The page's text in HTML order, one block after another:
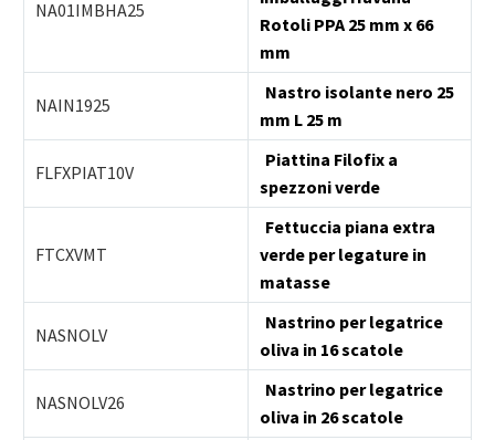
NA01IMBHA25
Rotoli PPA 25 mm x 66
mm
NAIN1925
Nastro isolante nero 25
mm L 25 m
FLFXPIAT10V
Piattina Filofix a
spezzoni verde
FTCXVMT
Fettuccia piana extra
verde per legature in
matasse
NASNOLV
Nastrino per legatrice
oliva in 16 scatole
NASNOLV26
Nastrino per legatrice
oliva in 26 scatole